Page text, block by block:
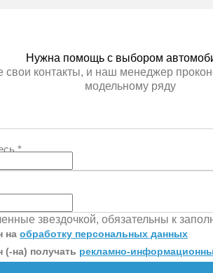
Нужна помощь с выбором
свои контакты, и наш менеджер
модельному ряду
*
звездочкой, обязательны к
на обработку персональных данных
(-на) получать рекламно-